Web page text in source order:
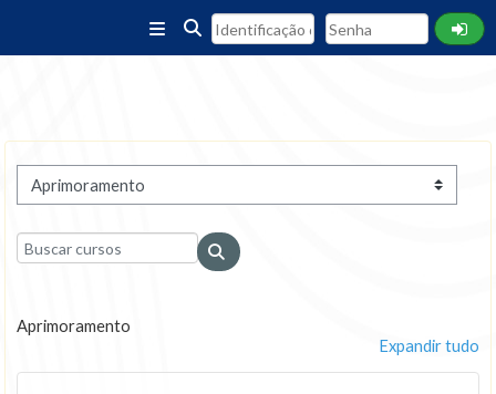
Painel lateral
Alternar entrada de pesquisa
Categorias de Cursos
Buscar cursos
Buscar cursos
Aprimoramento
Expandir tudo